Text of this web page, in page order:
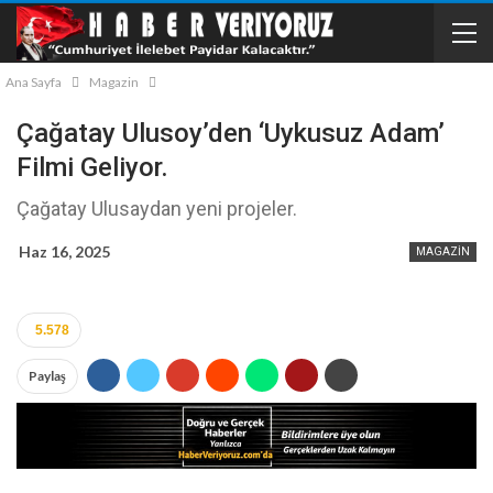
Ana Sayfa Magazin
Çağatay Ulusoy’den ‘Uykusuz Adam’
Filmi Geliyor.
Çağatay Ulusaydan yeni projeler.
MAGAZIN
Haz 16, 2025
5.578
Paylaş